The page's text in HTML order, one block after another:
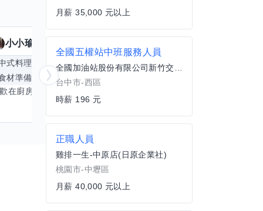
小小瑜
式料理 食材知識
簡餐料理
材準備
中文 商品管理
月薪 35,000 元以上
全國五權站中班服務人員
全國加油站股份有限公司新竹交流道站
台中市-西區
時薪 196 元
正職人員
雞排一生-中原店(日原企業社)
桃園市-中壢區
月薪 40,000 元以上